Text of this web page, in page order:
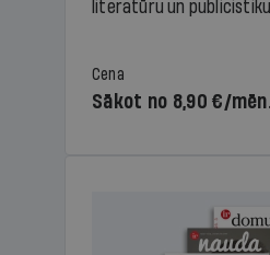
literatūru un
Cena
Sākot no 8,90 €/